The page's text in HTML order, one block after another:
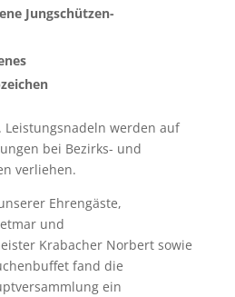
Jungschützen-
Leistungsnadeln werden auf
bei Bezirks- und
verliehen.
Ehrengäste,
und
Krabacher Norbert sowie
fand die
ein